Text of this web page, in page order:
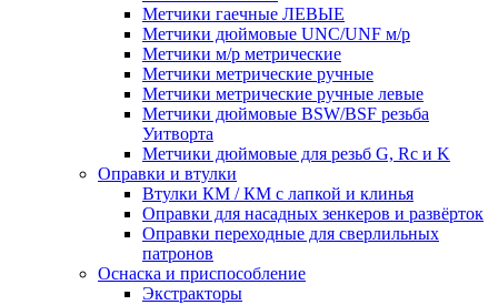
Метчики гаечные ЛЕВЫЕ
Метчики дюймовые UNC/UNF м/р
Метчики м/р метрические
Метчики метрические ручные
Метчики метрические ручные левые
Метчики дюймовые BSW/BSF резьба
Уитворта
Метчики дюймовые для резьб G, Rc и K
Оправки и втулки
Втулки КМ / КМ с лапкой и клинья
Оправки для насадных зенкеров и развёрток
Оправки переходные для сверлильных
патронов
Оснаска и приспособление
Экстракторы